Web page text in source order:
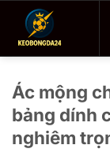
Ác mộng
bảng dính
nghiêm